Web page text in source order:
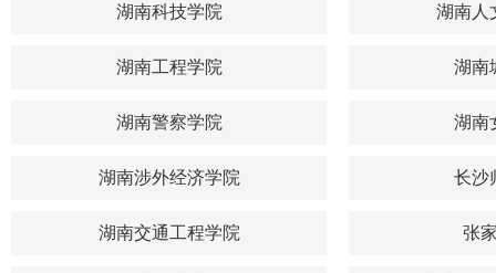
湖南科技学院 湖南人
湖南工程学院 湖南
湖南警察学院 湖南
湖南涉外经济学院 长沙
湖南交通工程学院 张